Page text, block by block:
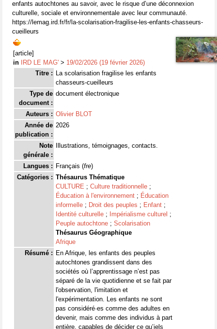
enfants autochtones au savoir, avec le risque d’une déconnexion
culturelle, sociale et environnementale avec leur communauté.
https://lemag.ird.fr/fr/la-scolarisation-fragilise-les-enfants-chasseurs-
cueilleurs
[article]
in
IRD LE MAG' > 19/02/2026 (19 février 2026)
Titre : La scolarisation fragilise les enfants
chasseurs-cueilleurs
Type de
document :
document électronique
Auteurs : Olivier BLOT
Année de
publication :
2026
Note
générale :
Illustrations, témoignages, contacts.
Langues : Français (fre)
Catégories : Thésaurus Thématique
CULTURE ; Culture traditionnelle ;
Éducation à l'environnement ; Éducation
informelle ; Droit des peuples ; Enfant ;
Identité culturelle ; Impérialisme culturel ;
Peuple autochtone ; Scolarisation
Thésaurus Géographique
Afrique
Résumé : En Afrique, les enfants des peuples
autochtones grandissent dans des
sociétés où l’apprentissage n’est pas
séparé de la vie quotidienne et se fait par
l'observation, l'imitation et
l'expérimentation. Les enfants ne sont
pas considéré·es comme des adultes en
devenir, mais comme des individus à part
entière, capables de décider ce qu’iels